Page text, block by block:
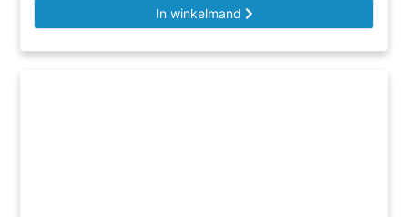
In winkelmand